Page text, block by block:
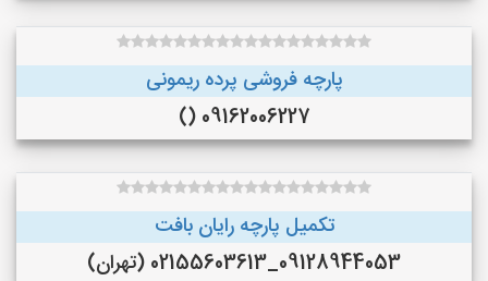
پارچه فروشی پرده ریمونی
09162006227 ()
تکمیل پارچه رایان بافت
09128944053_02155603613 (تهران)